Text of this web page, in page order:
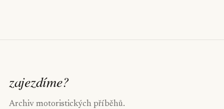
zajezdíme?
Archiv motoristických příběhů.